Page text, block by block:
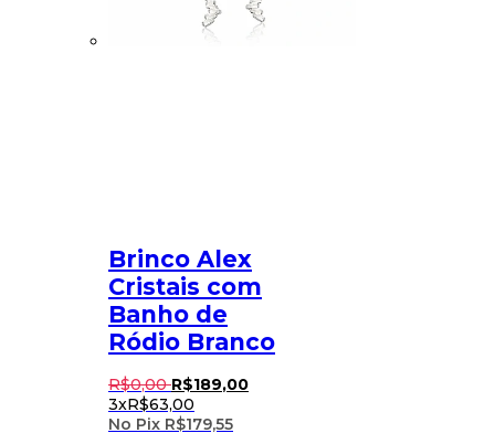
Brinco Alex
Cristais com
Banho de
Ródio Branco
R$0,00 R$189,00
3xR$63,00
No Pix R$179,55